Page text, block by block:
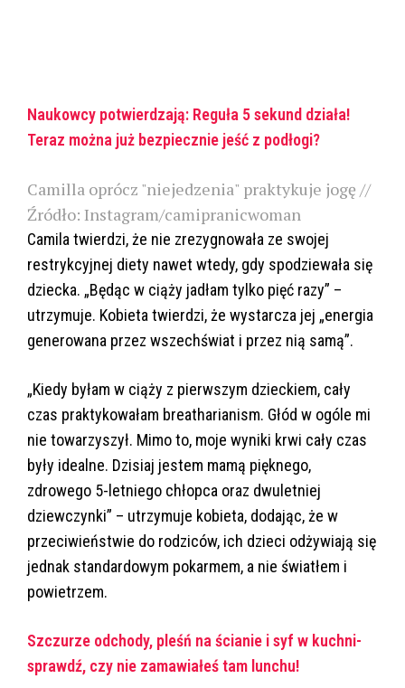
Naukowcy potwierdzają: Reguła 5 sekund działa!
Teraz można już bezpiecznie jeść z podłogi?
Camilla oprócz "niejedzenia" praktykuje jogę //
Źródło: Instagram/camipranicwoman
Camila twierdzi, że nie zrezygnowała ze swojej
restrykcyjnej diety nawet wtedy, gdy spodziewała się
dziecka. „Będąc w ciąży jadłam tylko pięć razy” –
utrzymuje. Kobieta twierdzi, że wystarcza jej „energia
generowana przez wszechświat i przez nią samą”.
„Kiedy byłam w ciąży z pierwszym dzieckiem, cały
czas praktykowałam breatharianism. Głód w ogóle mi
nie towarzyszył. Mimo to, moje wyniki krwi cały czas
były idealne. Dzisiaj jestem mamą pięknego,
zdrowego 5-letniego chłopca oraz dwuletniej
dziewczynki” – utrzymuje kobieta, dodając, że w
przeciwieństwie do rodziców, ich dzieci odżywiają się
jednak standardowym pokarmem, a nie światłem i
powietrzem.
Szczurze odchody, pleśń na ścianie i syf w kuchni-
sprawdź, czy nie zamawiałeś tam lunchu!